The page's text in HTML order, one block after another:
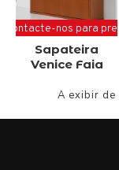
Contacte-nos para
Sapateira
Venice Faia
A exibir de